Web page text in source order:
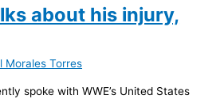
about his injury,
Morales Torres
spoke with WWE’s United States